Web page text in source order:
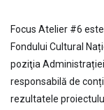
Focus Atelier #6
Fondului Cultural
poziţia Administrației
responsabilă de
rezultatele